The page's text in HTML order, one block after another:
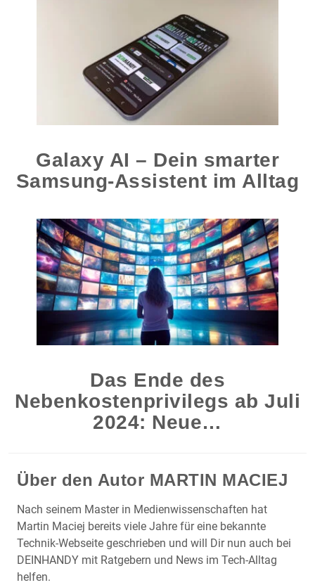
Galaxy AI – Dein smarter
Samsung-Assistent im Alltag
Das Ende des
Nebenkostenprivilegs ab Juli
2024: Neue…
Über den Autor MARTIN MACIEJ
Nach seinem Master in Medienwissenschaften hat
Martin Maciej bereits viele Jahre für eine bekannte
Technik-Webseite geschrieben und will Dir nun auch bei
DEINHANDY mit Ratgebern und News im Tech-Alltag
helfen.